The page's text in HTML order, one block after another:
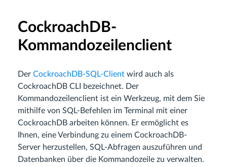
CockroachDB-
Kommandozeilenclient
Der CockroachDB-SQL-Client wird auch als
CockroachDB CLI bezeichnet. Der
Kommandozeilenclient ist ein Werkzeug, mit dem Sie
mithilfe von SQL-Befehlen im Terminal mit einer
CockroachDB arbeiten können. Er ermöglicht es
Ihnen, eine Verbindung zu einem CockroachDB-
Server herzustellen, SQL-Abfragen auszuführen und
Datenbanken über die Kommandozeile zu verwalten.